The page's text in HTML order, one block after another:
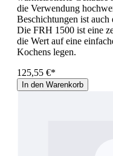
die Verwendung
Beschichtungen ist auch
Die FRH 1500 ist eine
die Wert auf eine
Kochens legen.
125,55 €*
In den Warenkorb